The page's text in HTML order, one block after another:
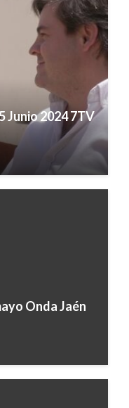
Junio 2024 7TV
Onda Jaén